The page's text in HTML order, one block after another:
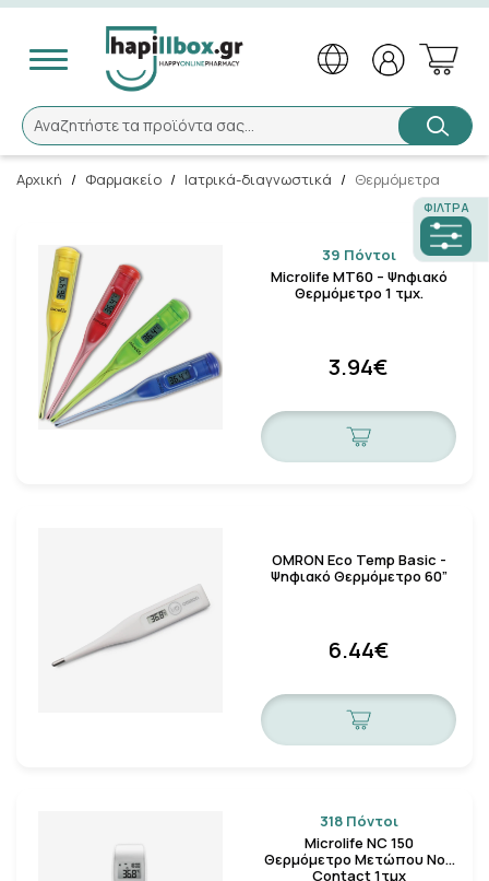
Αναζητήστε τα προϊόντα σας...
Αναζήτηση
Αρχική / Φαρμακείο / Ιατρικά-διαγνωστικά / Θερμόμετρα
ΦΊΛΤΡΑ
39 Πόντοι
Microlife ΜΤ60 – Ψηφιακό
Θερμόμετρο 1 τμχ.
3.94€
OMRON Eco Temp Basic -
Ψηφιακό Θερμόμετρο 60”
6.44€
318 Πόντοι
Microlife NC 150
Θερμόμετρο Μετώπου Non
Contact 1τμχ
×
Το Hapillbox άλλαξε, εάν είστε εγγεγραμμένος
πελάτης μας, παρακαλούμε πατήστε
επανενεργοποίηση του λογαριασμού σας.
Ενεργοποίηση του λογαριασμού